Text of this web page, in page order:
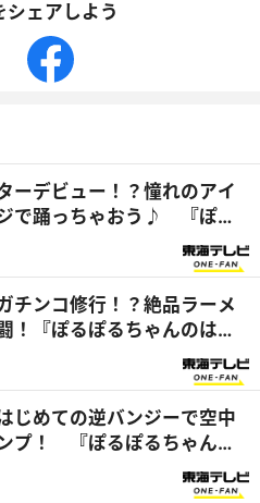
シェアしよう
ーデビュー！？憧れのアイ
ジで踊っちゃおう♪ 『ぽる
チンコ修行！？絶品ラーメ
！『ぽるぽるちゃんのはじ
じめての逆バンジーで空中
プ！ 『ぽるぽるちゃんの